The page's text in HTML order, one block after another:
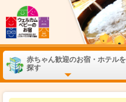
赤ちゃん歓迎のお宿・ホテルを
探す